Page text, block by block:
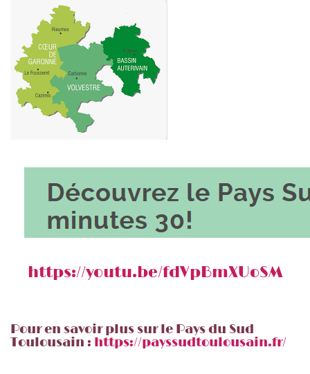
https://youtu.be/fdVpBmXUoSM
Pour en savoir plus sur le Pays du Sud
Toulousain : https://payssudtoulousain.fr/